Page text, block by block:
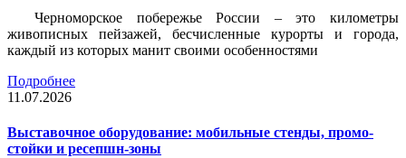
Черноморское побережье России – это километры
живописных пейзажей, бесчисленные курорты и города,
каждый из которых манит своими особенностями
Подробнее
11.07.2026
Выставочное оборудование: мобильные стенды, промо-
стойки и ресепшн-зоны